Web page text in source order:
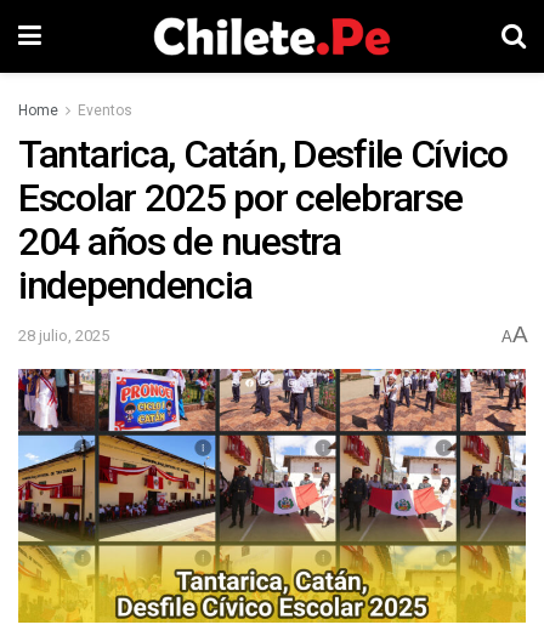
Home Eventos
Tantarica, Catán, Desfile Cívico
Escolar 2025 por celebrarse
204 años de nuestra
independencia
28 julio, 2025 AA